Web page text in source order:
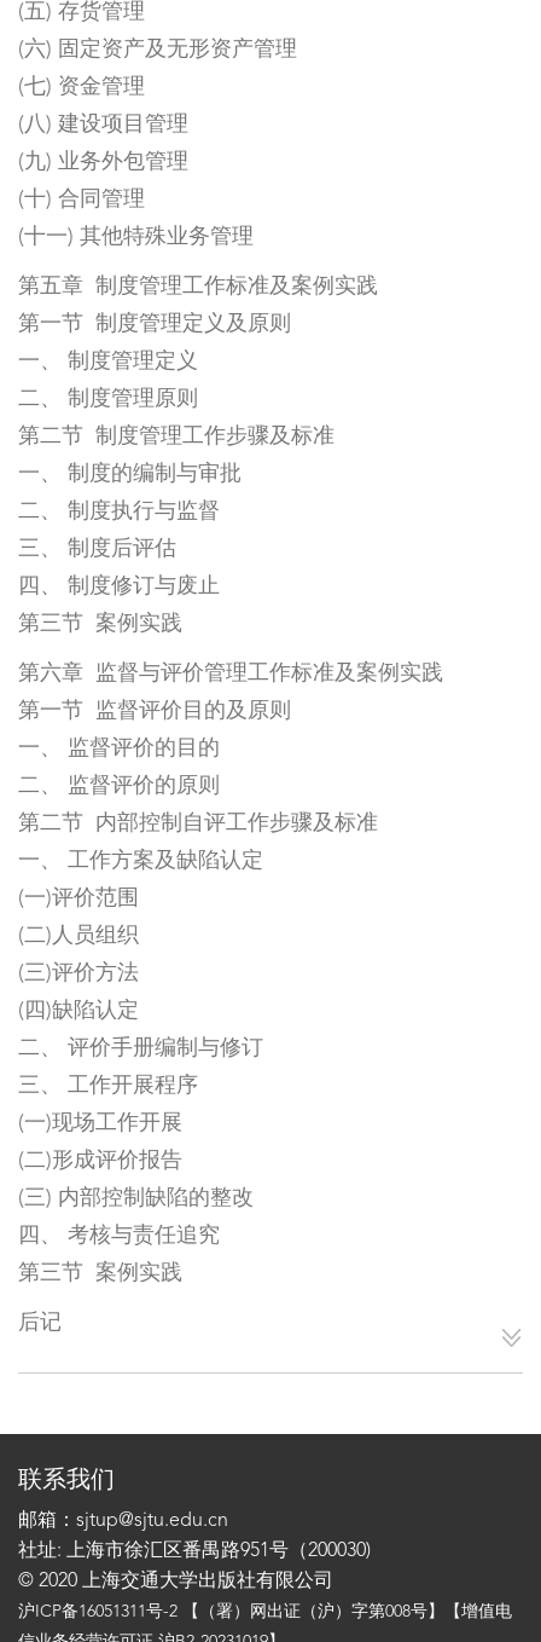
(五) 存货管理
(六) 固定资产及无形资产管理
(七) 资金管理
(八) 建设项目管理
(九) 业务外包管理
(十) 合同管理
(十一) 其他特殊业务管理
第五章 制度管理工作标准及案例实践
第一节 制度管理定义及原则
一、 制度管理定义
二、 制度管理原则
第二节 制度管理工作步骤及标准
一、 制度的编制与审批
二、 制度执行与监督
三、 制度后评估
四、 制度修订与废止
第三节 案例实践
第六章 监督与评价管理工作标准及案例实践
第一节 监督评价目的及原则
一、 监督评价的目的
二、 监督评价的原则
第二节 内部控制自评工作步骤及标准
一、 工作方案及缺陷认定
(一)评价范围
(二)人员组织
(三)评价方法
(四)缺陷认定
二、 评价手册编制与修订
三、 工作开展程序
(一)现场工作开展
(二)形成评价报告
(三) 内部控制缺陷的整改
四、 考核与责任追究
第三节 案例实践
后记
联系我们
邮箱：sjtup@sjtu.edu.cn
社址: 上海市徐汇区番禺路951号（200030)
© 2020 上海交通大学出版社有限公司
沪ICP备16051311号-2 【（署）网出证（沪）字第008号】【增值电